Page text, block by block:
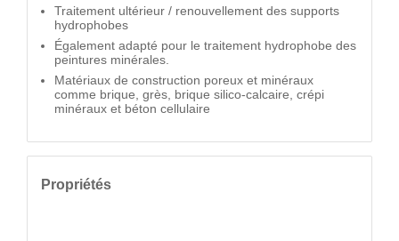
Traitement ultérieur / renouvellement des supports
hydrophobes
Également adapté pour le traitement hydrophobe des
peintures minérales.
Matériaux de construction poreux et minéraux
comme brique, grès, brique silico-calcaire, crépi
minéraux et béton cellulaire
Propriétés